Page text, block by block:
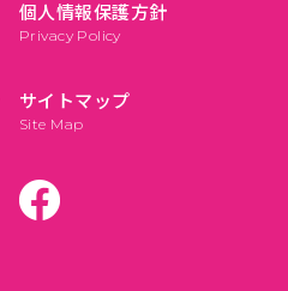
個人情報保護方針
Privacy Policy
サイトマップ
Site Map